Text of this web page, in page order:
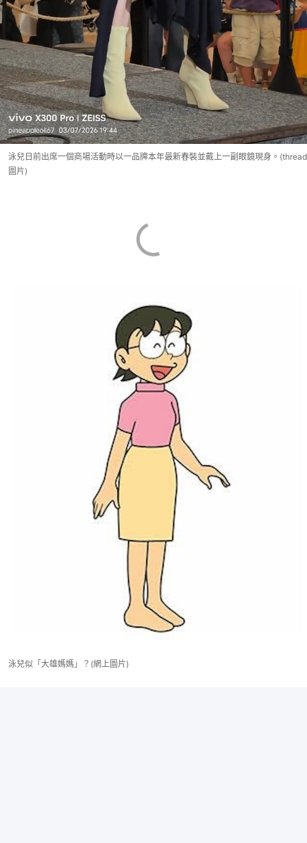
泳兒日前出席一個商場活動時以一品牌本年最新春裝並戴上一副眼鏡現身。(thread
圖片)
泳兒似「大雄媽媽」？(網上圖片)